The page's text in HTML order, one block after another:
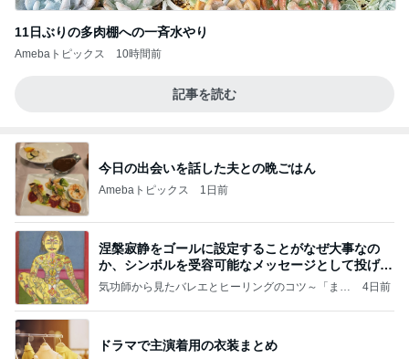
11日ぶりの多肉棚への一斉水やり
Amebaトピックス 10時間前
記事を読む
今日の出会いを話した夫との晩ごはん
Amebaトピックス 1日前
涅槃寂静をゴールに設定することがなぜ大事なの
か、シンボルを受容可能なメッセージとして投げる
ことが
気功師から見たバレエとヒーリングのコツ～「まと
4日前
ドラマで主演着用の衣装まとめ